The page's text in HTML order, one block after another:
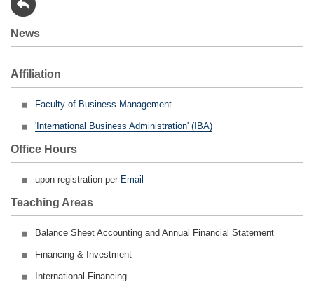
News
Previous Next
Affiliation
Faculty of Business Management
'International Business Administration' (IBA)
Office Hours
upon registration per Email
Teaching Areas
Balance Sheet Accounting and Annual Financial Statement
Financing & Investment
International Financing